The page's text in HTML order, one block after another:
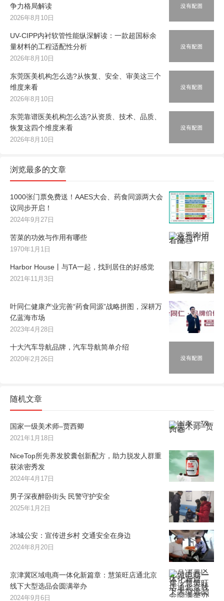
争力格局解读
2026年8月10日
UV-CIPP内衬软管性能纵深解读：一款超国标余
量材料的工程适配性分析
2026年8月10日
东莞医美机构怎么选?从恢复、安全、审美这三个
维度来看
2026年8月10日
东莞靠谱医美机构怎么选?从资质、技术、品质、
恢复这四个维度来看
2026年8月10日
浏览最多的文章
1000张门票免费送！AAES大会、药食同源两大会
议同步开启！
2024年9月27日
苦菜的功效与作用有哪些
1970年1月1日
Harbor House丨与TA一起，找到居住的好感觉
2021年11月3日
叶同仁健康产业完善“药食同源”战略拼图，深耕万
亿蓝海市场
2023年4月28日
十大汽车导航品牌，汽车导航简单介绍
2020年2月26日
随机文章
国家一级美术师–贾西卿
2021年1月18日
NiceTop所先养发胶囊创新配方，助力脱发人群重
获浓密秀发
2024年4月17日
男子深夜醉卧街头 民警守护安全
2025年1月2日
冰城公安：宣传进乡村 交通安全在身边
2024年8月20日
京津冀区域电商一体化新篇章：慧策旺店通北京
线下大型选品会圆满举办
2024年9月6日